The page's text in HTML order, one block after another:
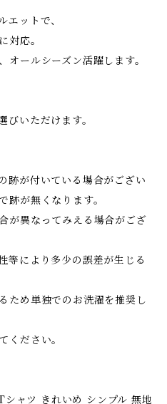
エットで、
対応。
オールシーズン活躍します。
びいただけます。
跡が付いている場合がござい
跡が無くなります。
が異なってみえる場合がござ
等により多少の誤差が生じる
ため単独でのお洗濯を推奨し
ください。
ャツ きれいめ シンプル 無地